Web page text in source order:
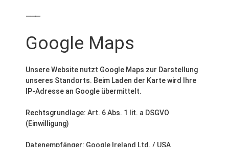
⸻
Google Maps
Unsere Website nutzt Google Maps zur Darstellung
unseres Standorts. Beim Laden der Karte wird Ihre
IP-Adresse an Google übermittelt.
Rechtsgrundlage: Art. 6 Abs. 1 lit. a DSGVO
(Einwilligung)
Datenempfänger: Google Ireland Ltd. / USA